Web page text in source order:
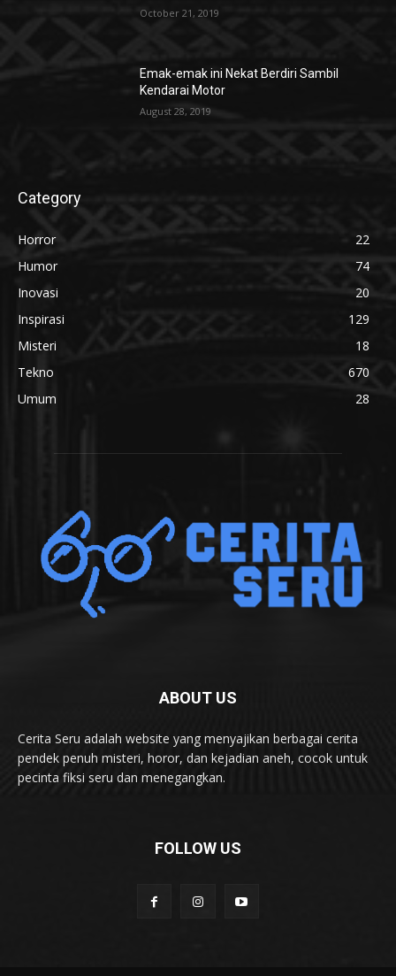
October 21, 2019
Emak-emak ini Nekat Berdiri Sambil
Kendarai Motor
August 28, 2019
Category
Horror
22
Humor
74
Inovasi
20
Inspirasi
129
Misteri
18
Tekno
670
Umum
28
ABOUT US
Cerita Seru adalah website yang menyajikan berbagai cerita
pendek penuh misteri, horor, dan kejadian aneh, cocok untuk
pecinta fiksi seru dan menegangkan.
FOLLOW US